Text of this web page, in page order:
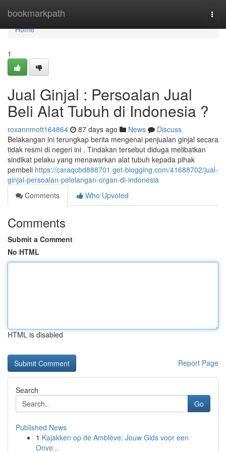
bookmarkpath
Home
Home
1
Jual Ginjal : Persoalan Jual
Beli Alat Tubuh di Indonesia ?
roxannmott164864 87 days ago News
Discuss
Belakangan ini terungkap berita mengenai penjualan ginjal secara
tidak resmi di negeri ini . Tindakan tersebut diduga melibatkan
sindikat pelaku yang menawarkan alat tubuh kepada pihak
pembeli https://caraqcbd888701.get-blogging.com/41688702/jual-
ginjal-persoalan-pelelangan-organ-di-indonesia
Comments
Who Upvoted
Comments
Submit a Comment
No HTML
HTML is disabled
Report Page
Search
Go
Published News
1 Kajakken op de Amblève: Jouw Gids voor een
Onve...